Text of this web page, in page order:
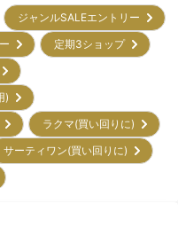
ジャンルSALEエントリー
ー
定期3ショップ
)
)
ラクマ(買い回りに)
サーティワン(買い回りに)